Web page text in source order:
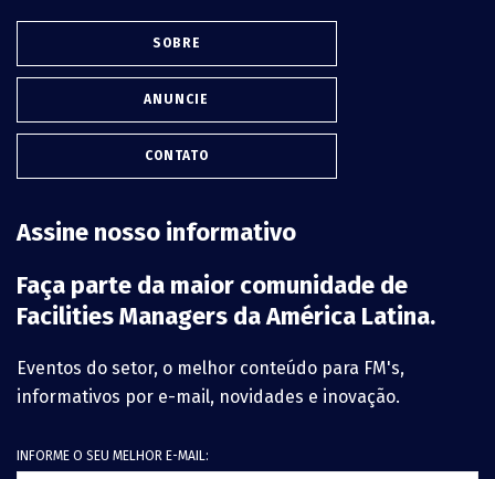
SOBRE
ANUNCIE
CONTATO
Assine nosso informativo
Faça parte da maior comunidade de
Facilities Managers da América Latina.
Eventos do setor, o melhor conteúdo para FM's,
informativos por e-mail, novidades e inovação.
INFORME O SEU MELHOR E-MAIL: